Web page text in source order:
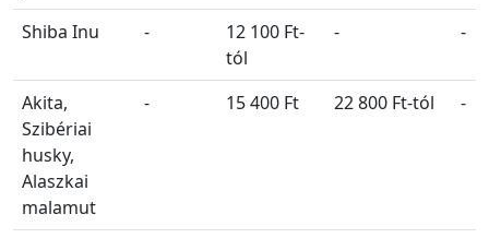
Shiba Inu -
12 100 Ft-
tól
- -
Akita,
Szibériai
husky,
Alaszkai
malamut
- 15 400 Ft 22 800 Ft-tól -